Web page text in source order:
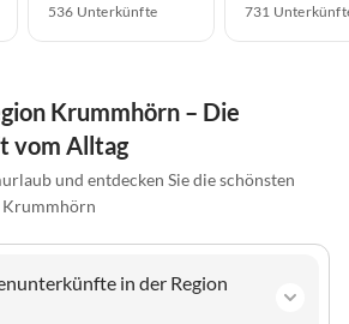
536 Unterkünfte 731
Krummhörn – Die
vom Alltag
und entdecken Sie die schönsten
Krummhörn
in der Region